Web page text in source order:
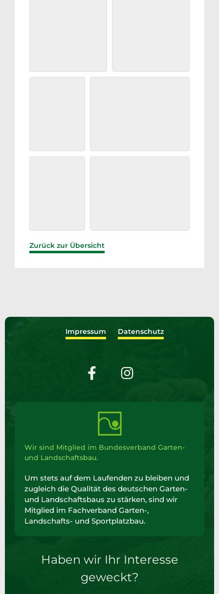
Zurück zur Übersicht
Impressum Datenschutz
Wir sind Mitglied im Bundesverband Garten-
und Landschaftsbau.
Um stets auf dem Laufenden zu bleiben und
zugleich die Qualität des deutschen Garten-
und Landschaftsbaus zu stärken, sind wir
Mitglied im Fachverband Garten-,
Landschafts- und Sportplatzbau.
Haben wir Ihr Interesse
geweckt?